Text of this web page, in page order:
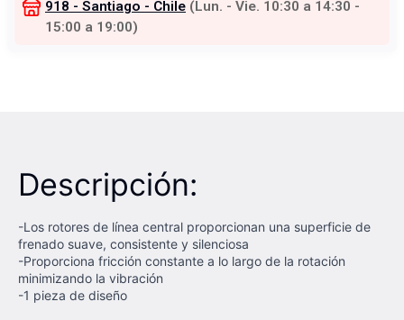
918 - Santiago - Chile (Lun. - Vie. 10:30 a 14:30 -
15:00 a 19:00)
Descripción:
-Los rotores de línea central proporcionan una superficie de
frenado suave, consistente y silenciosa
-Proporciona fricción constante a lo largo de la rotación
minimizando la vibración
-1 pieza de diseño